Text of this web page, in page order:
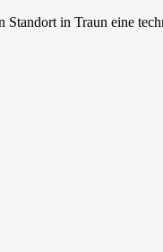
in Traun eine